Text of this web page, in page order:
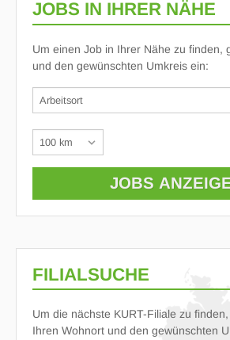
JOBS IN IHRER NÄHE
Um einen Job in Ihrer Nähe zu finden,
und den gewünschten Umkreis ein:
FILIALSUCHE
Um die nächste KURT-Filiale zu
Ihren Wohnort und den gewünschten